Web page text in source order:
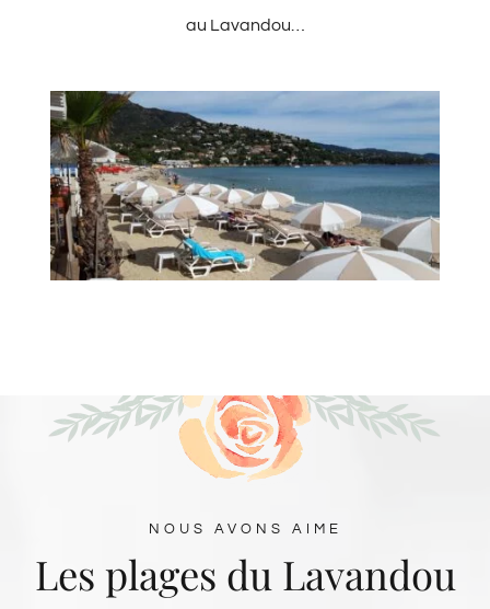
au Lavandou…
NOUS AVONS AIME
Les plages du Lavandou